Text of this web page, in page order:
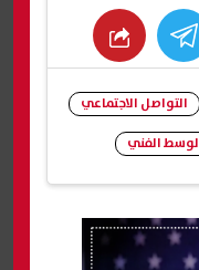
التواصل الاجتماعي
الفني